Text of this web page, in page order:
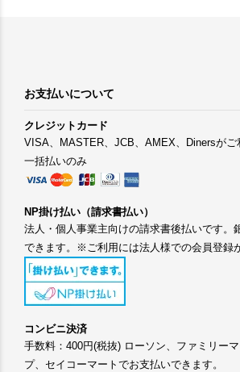
お支払いについて
クレジットカード
VISA、MASTER、JCB、AMEX、Dinersが
一括払いのみ
NP掛け払い（請求書払い）
法人・個人事業主向けの請求書後払いです。
できます。※ご利用には法人様での会員登録
コンビニ決済
手数料：400円(税抜) ローソン、ファミリー
プ、セイコーマートでお支払いできます。